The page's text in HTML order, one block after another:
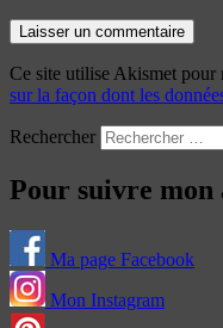
Ce site utilise Akismet pour
sur la façon dont les
Rechercher
Pour suivre mon
Ma page Facebook
Mon Instagram